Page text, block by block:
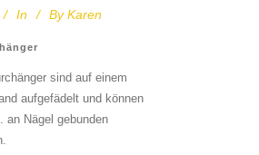
In By Karen
sind auf einem
aufgefädelt und können
an Nägel gebunden